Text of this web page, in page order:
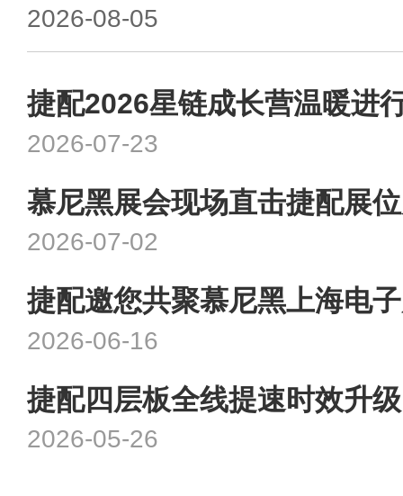
2026-08-05
捷配2026星链成长营温暖进
2026-07-23
慕尼黑展会现场直击捷配展
2026-07-02
捷配邀您共聚慕尼黑上海电
2026-06-16
捷配四层板全线提速时效升级
2026-05-26